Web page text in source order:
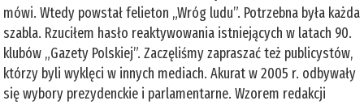
mówi. Wtedy powstał felieton „Wróg ludu”. Potrzebna była każda
szabla. Rzuciłem hasło reaktywowania istniejących w latach 90.
klubów „Gazety Polskiej”. Zaczęliśmy zapraszać też publicystów,
którzy byli wyklęci w innych mediach. Akurat w 2005 r. odbywały
się wybory prezydenckie i parlamentarne. Wzorem redakcji